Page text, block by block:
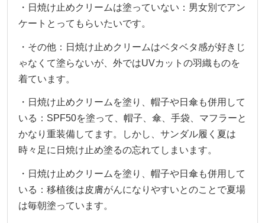
・日焼け止めクリームは塗っていない：男女別でアン
ケートとってもらいたいです。
・その他：日焼け止めクリームはベタベタ感が好きじ
ゃなくて塗らないが、外ではUVカットの羽織ものを
着ています。
・日焼け止めクリームを塗り、帽子や日傘も併用して
いる：SPF50を塗って、帽子、傘、手袋、マフラーと
かなり重装備してます。しかし、サンダル履く夏は
時々足に日焼け止め塗るの忘れてしまいます。
・日焼け止めクリームを塗り、帽子や日傘も併用して
いる：移植後は皮膚がんになりやすいとのことで夏場
は毎朝塗っています。